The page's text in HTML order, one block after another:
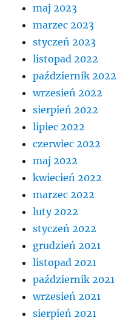
maj 2023
marzec 2023
styczeń 2023
listopad 2022
październik 2022
wrzesień 2022
sierpień 2022
lipiec 2022
czerwiec 2022
maj 2022
kwiecień 2022
marzec 2022
luty 2022
styczeń 2022
grudzień 2021
listopad 2021
październik 2021
wrzesień 2021
sierpień 2021